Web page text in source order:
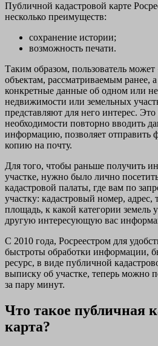
Публичной кадастровой карте
несколько преимуществ:
сохранение истории;
возможность печати.
Таким образом, пользователь может
объектам, рассматриваемым ранее, а
конкретные данные об одном или
недвижимости или земельных
представляют для него интерес. Это
необходимости повторно вводить
информацию, позволяет отправить
копию на почту.
Для того, чтобы раньше получить
участке, нужно было лично
кадастровой палаты, где вам по
участку: кадастровый номер,
площадь, к какой категории земель
другую интересующую вас
С 2010 года, Росреестром для
быстроты обработки информации,
ресурс, в виде публичной
выписку об участке, теперь можно
за пару минут.
Что такое публичная
карта?